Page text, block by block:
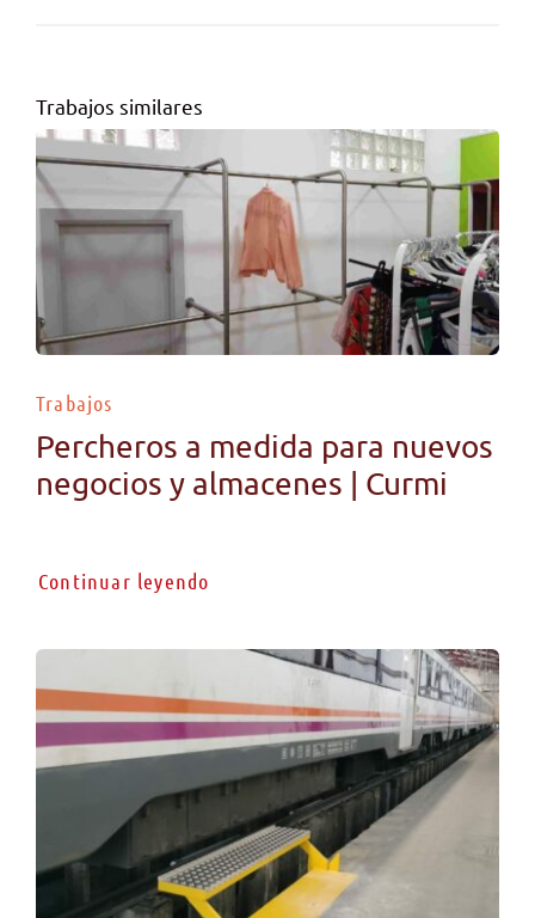
Trabajos similares
Trabajos
Percheros a medida para nuevos
negocios y almacenes | Curmi
Continuar leyendo